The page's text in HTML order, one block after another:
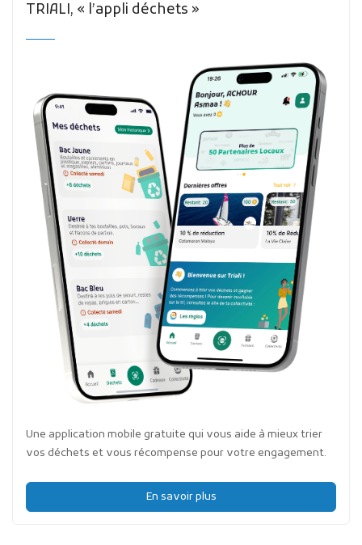
TRIALI, « l’appli déchets »
Une application mobile gratuite qui vous aide à mieux trier
vos déchets et vous récompense pour votre engagement.
En savoir plus